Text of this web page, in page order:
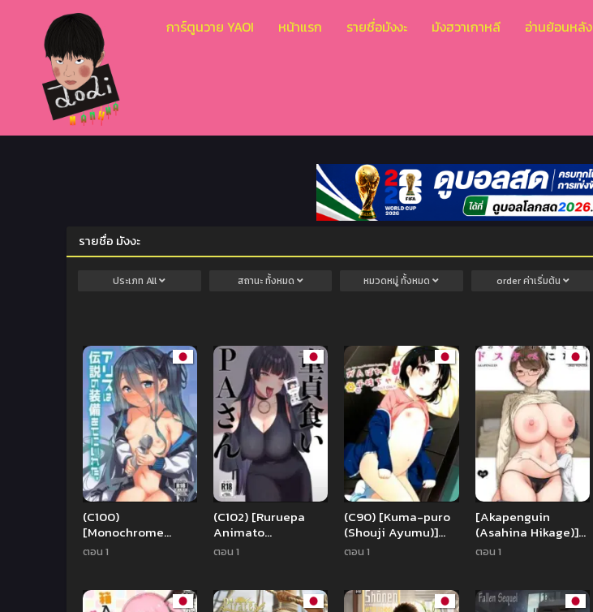
การ์ตูนวาย YAOI หน้าแรก รายชื่อมังงะ มังฮวาเกาหลี อ่านย้อนหลัง
รายชื่อ มังงะ
ประเภทAll สถานะทั้งหมด หมวดหมู่ทั้งหมด orderค่าเริ่มต้น
(C100)
[Monochrome
Circuit (racer)]
Ireta (Blue Archive)
ตอน 1
(C102) [Ruruepa
Animato
(Ruruepa)] Doutei
ตอน 1
(C90) [Kuma-puro
(Shouji Ayumu)]
Ganbare! Chie-
ตอน 1
[Akapenguin
(Asahina Hikage)]
Boku no Mama wa
Naru
ตอน 1